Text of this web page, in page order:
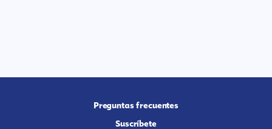
Preguntas frecuentes
Suscríbete